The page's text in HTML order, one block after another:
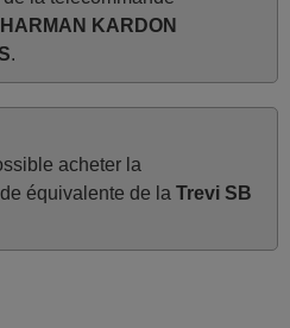
effectuée a 13h30est
en remercie d’avance et
merci
Un avis provisoire avait été
HARMAN KARDON
.
acheter la
équivalente de la Trevi SB